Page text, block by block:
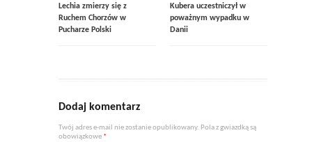
Lechia zmierzy się z
Ruchem Chorzów w
Pucharze Polski
Kubera uczestniczył w
poważnym wypadku w
Danii
Dodaj komentarz
Twój adres e-mail nie zostanie opublikowany. Pola z gwiazdką są
obowiązkowe *